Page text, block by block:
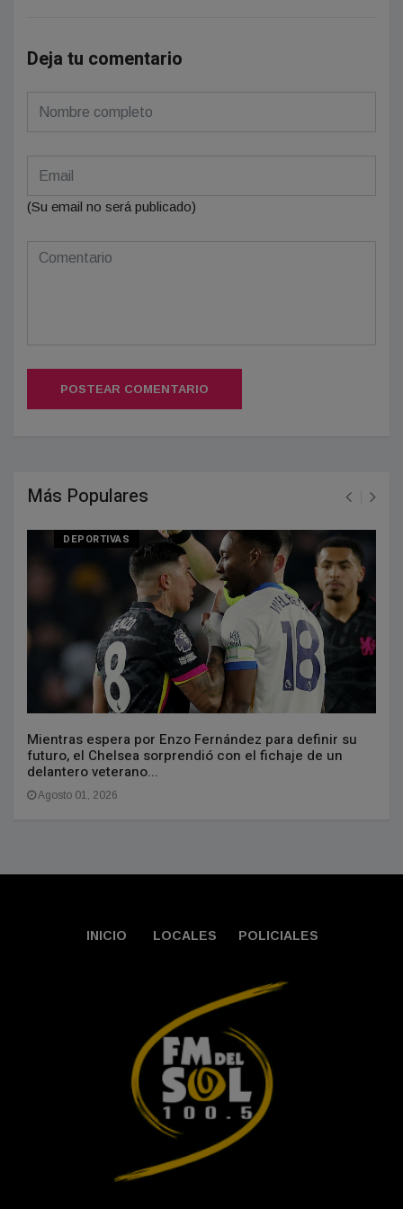
Deja tu comentario
(Su email no será publicado)
POSTEAR COMENTARIO
Más Populares
DEPORTIVAS
Mientras espera por Enzo Fernández para definir su
futuro, el Chelsea sorprendió con el fichaje de un
delantero veterano...
Agosto 01, 2026
INICIO LOCALES POLICIALES